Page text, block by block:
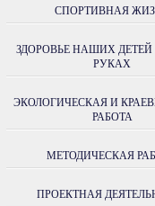
СПОРТИВНАЯ
ЗДОРОВЬЕ НАШИХ
РУКАХ
ЭКОЛОГИЧЕСКАЯ И
РАБОТА
МЕТОДИЧЕСКАЯ
ПРОЕКТНАЯ